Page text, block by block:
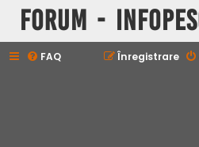
Forum -
FAQ Înregistrare